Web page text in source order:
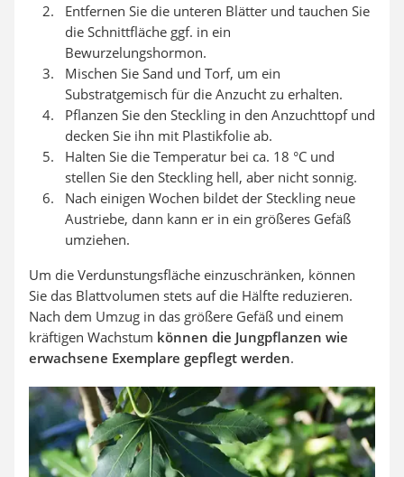
Entfernen Sie die unteren Blätter und tauchen Sie
die Schnittfläche ggf. in ein
Bewurzelungshormon.
Mischen Sie Sand und Torf, um ein
Substratgemisch für die Anzucht zu erhalten.
Pflanzen Sie den Steckling in den Anzuchttopf und
decken Sie ihn mit Plastikfolie ab.
Halten Sie die Temperatur bei ca. 18 °C und
stellen Sie den Steckling hell, aber nicht sonnig.
Nach einigen Wochen bildet der Steckling neue
Austriebe, dann kann er in ein größeres Gefäß
umziehen.
Um die Verdunstungsfläche einzuschränken, können
Sie das Blattvolumen stets auf die Hälfte reduzieren.
Nach dem Umzug in das größere Gefäß und einem
kräftigen Wachstum können die Jungpflanzen wie
erwachsene Exemplare gepflegt werden.